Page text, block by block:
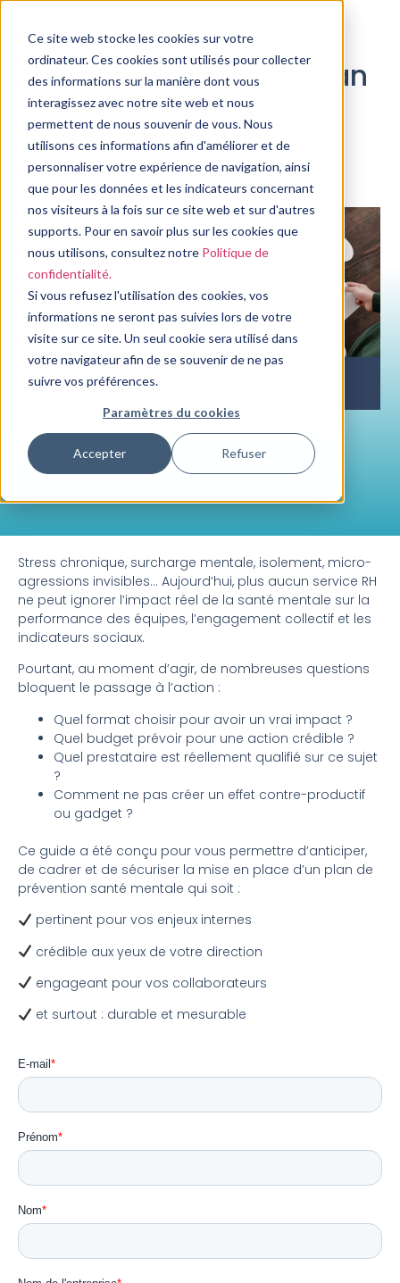
Ce site web stocke les cookies sur votre
ordinateur. Ces cookies sont utilisés pour collecter
des informations sur la manière dont vous
interagissez avec notre site web et nous
permettent de nous souvenir de vous. Nous
utilisons ces informations afin d'améliorer et de
personnaliser votre expérience de navigation, ainsi
que pour les données et les indicateurs concernant
nos visiteurs à la fois sur ce site web et sur d'autres
supports. Pour en savoir plus sur les cookies que
nous utilisons, consultez notre Politique de
confidentialité.
Si vous refusez l'utilisation des cookies, vos
informations ne seront pas suivies lors de votre
visite sur ce site. Un seul cookie sera utilisé dans
votre navigateur afin de se souvenir de ne pas
suivre vos préférences.
Paramètres du cookies
Accepter Refuser
Mettre en place un plan
de prévention santé
mentale
GUIDE RH & MANAGER
Stress chronique, surcharge mentale, isolement, micro-
agressions invisibles… Aujourd’hui, plus aucun service RH
ne peut ignorer l’impact réel de la santé mentale sur la
performance des équipes, l’engagement collectif et les
indicateurs sociaux.
Pourtant, au moment d’agir, de nombreuses questions
bloquent le passage à l’action :
Quel format choisir pour avoir un vrai impact ?
Quel budget prévoir pour une action crédible ?
Quel prestataire est réellement qualifié sur ce sujet
?
Comment ne pas créer un effet contre-productif
ou gadget ?
Ce guide a été conçu pour vous permettre d’anticiper,
de cadrer et de sécuriser la mise en place d’un plan de
prévention santé mentale qui soit :
pertinent pour vos enjeux internes
crédible aux yeux de votre direction
engageant pour vos collaborateurs
et surtout : durable et mesurable